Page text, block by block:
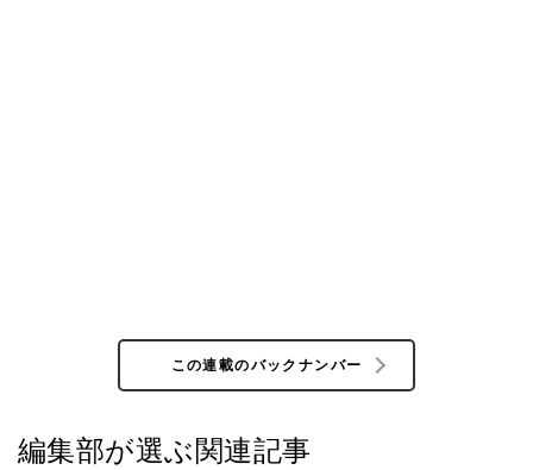
この連載のバックナンバー
編集部が選ぶ関連記事